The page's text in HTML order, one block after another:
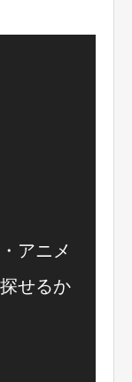
アニメ
せるか